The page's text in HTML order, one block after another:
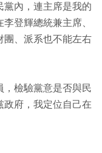
內，連主席是我的
登輝總統兼主席、
團、派系也不能左右
，檢驗黨意是否與民
政府，我定位自己在